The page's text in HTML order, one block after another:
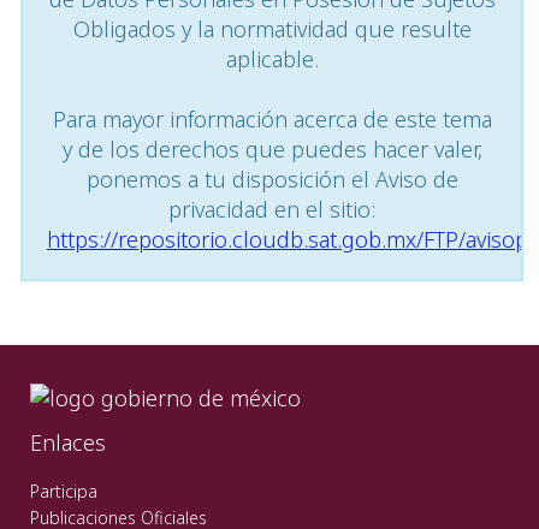
Obligados y la normatividad que resulte
aplicable.
Para mayor información acerca de este tema
y de los derechos que puedes hacer valer,
ponemos a tu disposición el Aviso de
privacidad en el sitio:
https://repositorio.cloudb.sat.gob.mx/FTP/
Enlaces
Participa
Publicaciones Oficiales